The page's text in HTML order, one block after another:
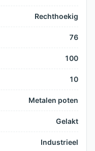
Rechthoekig
76
100
10
Metalen poten
Gelakt
Industrieel